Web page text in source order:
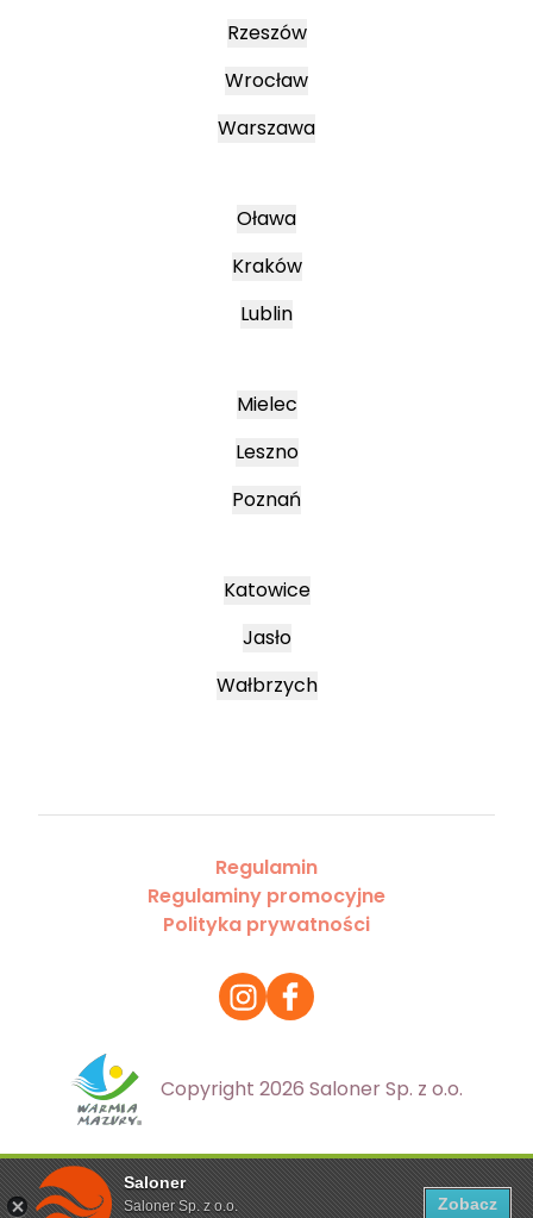
Saloner
Saloner Sp. z o.o. Zobacz
Ta strona korzysta z plików cookies. Aby dowiedzieć się
Rzeszów
Wrocław
Warszawa
Oława
Kraków
Lublin
Mielec
Leszno
Poznań
Katowice
Jasło
Wałbrzych
Regulamin
Regulaminy promocyjne
Polityka prywatności
Copyright 2026 Saloner Sp. z o.o.